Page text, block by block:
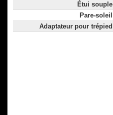
Étui souple
Pare-soleil
Adaptateur pour trépied